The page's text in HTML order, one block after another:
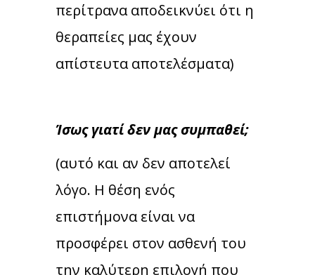
περίτρανα αποδεικνύει ότι η
θεραπείες μας έχουν
απίστευτα αποτελέσματα)
Ίσως γιατί δεν μας συμπαθεί;
(αυτό και αν δεν αποτελεί
λόγο. Η θέση ενός
επιστήμονα είναι να
προσφέρει στον ασθενή του
την καλύτερη επιλογή που